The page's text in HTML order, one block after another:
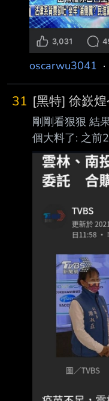
oscarwu3041 ·
31 [黑特] 徐嶔
剛剛看狠狠 結
個大料了: 之前
故事 例如有人
位知名媒體人/
因為造謠誹謗
上面只是其中
掮客這個議題
自己想買BNT
聲跑來接觸他
人的名片上的
科技股份有限